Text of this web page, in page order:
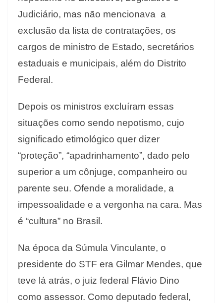
Judiciário, mas não mencionava a
exclusão da lista de contratações, os
cargos de ministro de Estado, secretários
estaduais e municipais, além do Distrito
Federal.
Depois os ministros excluíram essas
situações como sendo nepotismo, cujo
significado etimológico quer dizer
“proteção”, “apadrinhamento”, dado pelo
superior a um cônjuge, companheiro ou
parente seu. Ofende a moralidade, a
impessoalidade e a vergonha na cara. Mas
é “cultura” no Brasil.
Na época da Súmula Vinculante, o
presidente do STF era Gilmar Mendes, que
teve lá atrás, o juiz federal Flávio Dino
como assessor. Como deputado federal,